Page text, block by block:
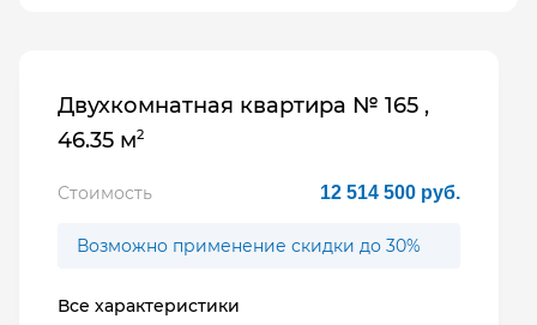
Двухкомнатная квартира № 165 ,
46.35 м2
Стоимость 12 514 500 руб.
Возможно применение скидки до 30%
Все характеристики